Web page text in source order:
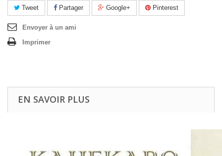
Tweet Partager Google+ Pinterest
Envoyer à un ami
Imprimer
EN SAVOIR PLUS